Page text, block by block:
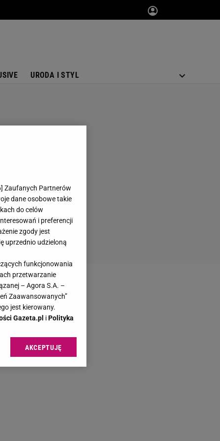
URODA I STYL
] Zaufanych Partnerów
dane osobowe takie
do celów
i preferencji
zgody jest
uprzednio udzieloną
funkcjonowania
przetwarzanie
– Agora S.A. –
Zaawansowanych”
jest kierowany.
Gazeta.pl iPolityka
sp. z o.o., jej
AKCEPTUJĘ